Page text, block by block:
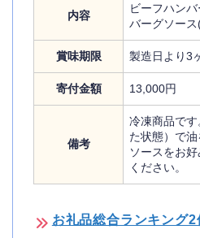
内容
ビーフハン
バーグソー
賞味期限 製造日より3
寄付金額 13,000円
備考
冷凍商品で
た状態）で
ソースをお
ください。
お礼品総合ランキング